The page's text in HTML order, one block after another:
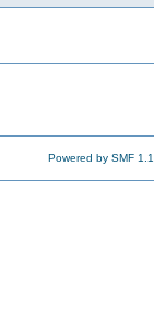
Powered by SMF